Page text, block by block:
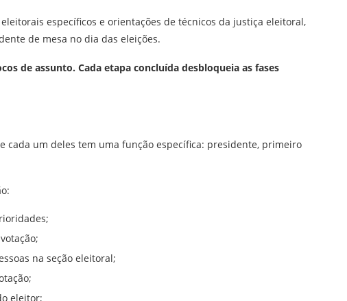
específicos e orientações de técnicos da justiça eleitoral,
de mesa no dia das eleições.
de assunto. Cada etapa concluída desbloqueia as fases
cada um deles tem uma função específica: presidente, primeiro
na seção eleitoral;
eleitor;